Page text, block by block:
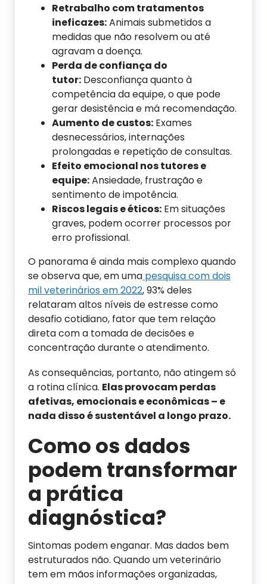
Retrabalho com tratamentos
ineficazes:Animais submetidos a
medidas que não resolvem ou até
agravam a doença.
Perda de confiança do
tutor: Desconfiança quanto à
competência da equipe, o que pode
gerar desistência e má recomendação.
Aumento de custos: Exames
desnecessários, internações
prolongadas e repetição de consultas.
Efeito emocional nos tutores e
equipe:Ansiedade, frustração e
sentimento de impotência.
Riscos legais e éticos: Em situações
graves, podem ocorrer processos por
erro profissional.
O panorama é ainda mais complexo quando
se observa que, em uma pesquisa com dois
mil veterinários em 2022, 93% deles
relataram altos níveis de estresse como
desafio cotidiano, fator que tem relação
direta com a tomada de decisões e
concentração durante o atendimento.
As consequências, portanto, não atingem só
a rotina clínica. Elas provocam perdas
afetivas, emocionais e econômicas – e
nada disso é sustentável a longo prazo.
Como os dados
podem transformar
a prática
diagnóstica?
Sintomas podem enganar. Mas dados bem
estruturados não. Quando um veterinário
tem em mãos informações organizadas,